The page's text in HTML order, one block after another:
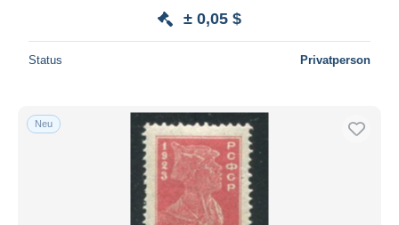
± 0,05 $
Status Privatperson
Neu